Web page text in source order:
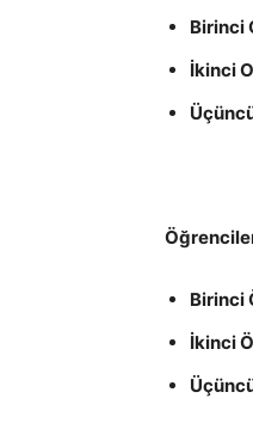
Birinci
İkinci
Birinci
İkinci